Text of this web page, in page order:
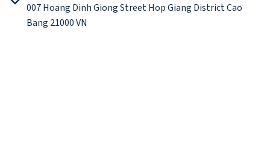
007 Hoang Dinh Giong Street Hop Giang District Cao
Bang 21000 VN